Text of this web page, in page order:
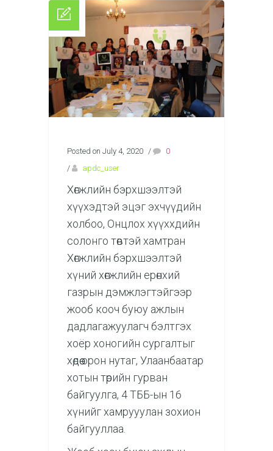
Posted on July 4, 2020 /
0
/
apdc_user
Хөгжлийн бэрхшээлтэй
хүүхэдтэй эцэг эхчүүдийн
холбоо, Онцлох хүүххдийн
солонго төвтэй хамтран
Хөгжлийн бэрхшээлтэй
хүний хөгжлийн ерөнхий
газрын дэмжлэгтэйгээр
жооб кооч буюу ажлын
дадлагажуулагч бэлтгэх
хоёр хоногийн сургалтыг
хөдөө орон нутаг, Улаанбаатар
хотын төрийн гурван
байгуулга, 4 ТББ-ын 16
хүнийг хамрууулан зохион
байгууллаа.